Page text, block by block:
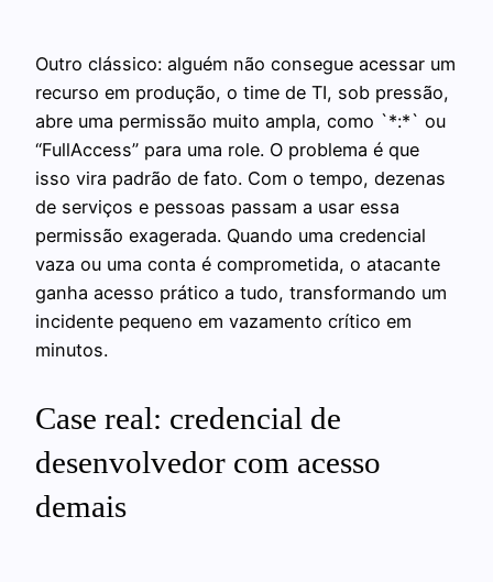
Outro clássico: alguém não consegue acessar um
recurso em produção, o time de TI, sob pressão,
abre uma permissão muito ampla, como `*:*` ou
“FullAccess” para uma role. O problema é que
isso vira padrão de fato. Com o tempo, dezenas
de serviços e pessoas passam a usar essa
permissão exagerada. Quando uma credencial
vaza ou uma conta é comprometida, o atacante
ganha acesso prático a tudo, transformando um
incidente pequeno em vazamento crítico em
minutos.
Case real: credencial de
desenvolvedor com acesso
demais